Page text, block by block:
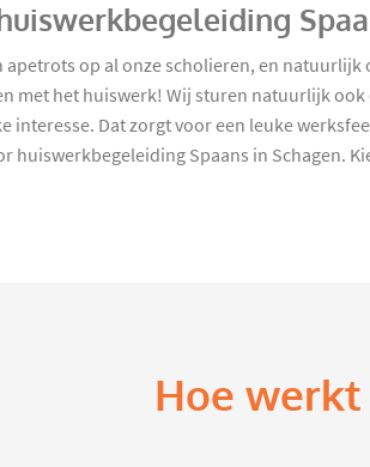
apetrots op al onze scholieren, en
met het huiswerk! Wij sturen natuurlijk
interesse. Dat zorgt voor een leuke
huiswerkbegeleiding Spaans in Schagen.
Hoe